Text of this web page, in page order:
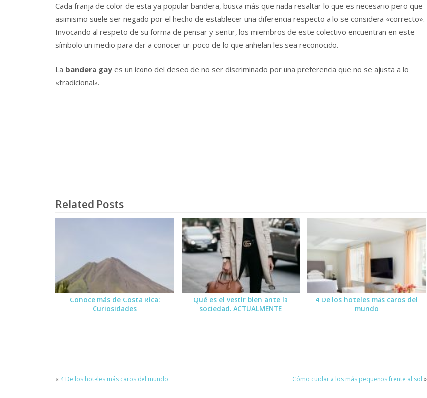
Cada franja de color de esta ya popular bandera, busca más que nada resaltar lo que es necesario pero que
asimismo suele ser negado por el hecho de establecer una diferencia respecto a lo se considera «correcto».
Invocando al respeto de su forma de pensar y sentir, los miembros de este colectivo encuentran en este
símbolo un medio para dar a conocer un poco de lo que anhelan les sea reconocido.
La bandera gay es un icono del deseo de no ser discriminado por una preferencia que no se ajusta a lo
«tradicional».
Related Posts
Conoce más de Costa Rica:
Curiosidades
Qué es el vestir bien ante la
sociedad. ACTUALMENTE
4 De los hoteles más caros del
mundo
« 4 De los hoteles más caros del mundo Cómo cuidar a los más pequeños frente al sol »